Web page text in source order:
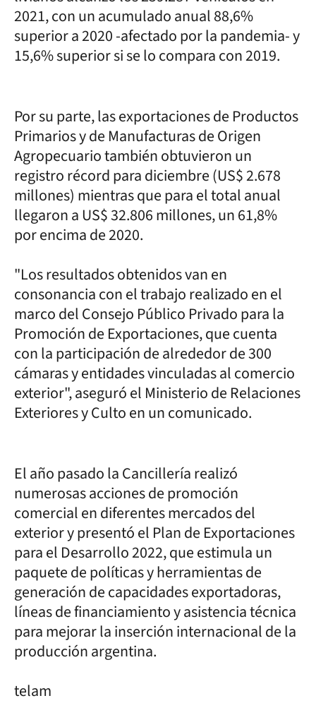
2021, con un acumulado anual 88,6%
superior a 2020 -afectado por la pandemia- y
15,6% superior si se lo compara con 2019.
Por su parte, las exportaciones de Productos
Primarios y de Manufacturas de Origen
Agropecuario también obtuvieron un
registro récord para diciembre (US$ 2.678
millones) mientras que para el total anual
llegaron a US$ 32.806 millones, un 61,8%
por encima de 2020.
"Los resultados obtenidos van en
consonancia con el trabajo realizado en el
marco del Consejo Público Privado para la
Promoción de Exportaciones, que cuenta
con la participación de alrededor de 300
cámaras y entidades vinculadas al comercio
exterior", aseguró el Ministerio de Relaciones
Exteriores y Culto en un comunicado.
El año pasado la Cancillería realizó
numerosas acciones de promoción
comercial en diferentes mercados del
exterior y presentó el Plan de Exportaciones
para el Desarrollo 2022, que estimula un
paquete de políticas y herramientas de
generación de capacidades exportadoras,
líneas de financiamiento y asistencia técnica
para mejorar la inserción internacional de la
producción argentina.
telam